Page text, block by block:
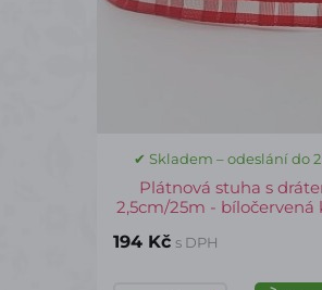
✔ Skladem – odeslání do
Plátnová stuha s
2,5cm/25m - bíločervená
194 Kč s DPH